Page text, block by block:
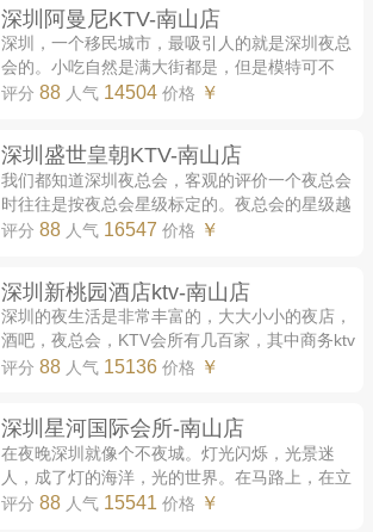
深圳阿曼尼KTV-南山店
深圳，一个移民城市，最吸引人的就是深圳夜总
会的。小吃自然是满大街都是，但是模特可不
是，模特不是每一个都属于你，很多也只是过眼
评分 88 人气 14504 价格 ￥
深圳盛世皇朝KTV-南山店
我们都知道深圳夜总会，客观的评价一个夜总会
时往往是按夜总会星级标定的。夜总会的星级越
高，那么级别的标准也会越高，当然价格也会相
评分 88 人气 16547 价格 ￥
深圳新桃园酒店ktv-南山店
深圳的夜生活是非常丰富的，大大小小的夜店，
酒吧，夜总会，KTV会所有几百家，其中商务ktv
会所夜总会就有上百家，分布在东南西北郊的个
评分 88 人气 15136 价格 ￥
深圳星河国际会所-南山店
在夜晚深圳就像个不夜城。灯光闪烁，光景迷
人，成了灯的海洋，光的世界。在马路上，在立
交桥上的两旁，绚丽而多彩，因光彩而夺目，呈
评分 88 人气 15541 价格 ￥